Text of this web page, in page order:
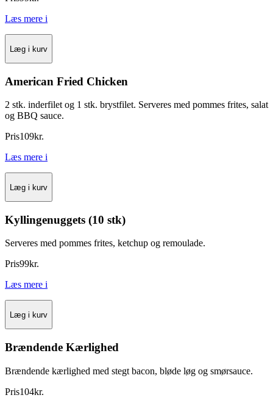
Læs mere i
Læg i kurv
American Fried Chicken
2 stk. inderfilet og 1 stk. brystfilet. Serveres med pommes frites, salat
og BBQ sauce.
Pris109kr.
Læs mere i
Læg i kurv
Kyllingenuggets (10 stk)
Serveres med pommes frites, ketchup og remoulade.
Pris99kr.
Læs mere i
Læg i kurv
Brændende Kærlighed
Brændende kærlighed med stegt bacon, bløde løg og smørsauce.
Pris104kr.